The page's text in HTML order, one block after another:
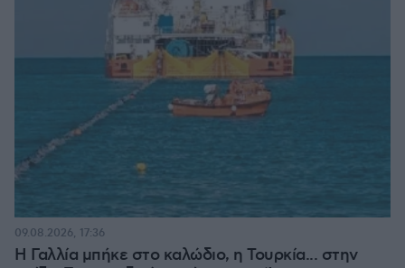
Η Γαλλία μπήκε στο καλώδιο, η Τουρκία... στην
09.08.2026, 17:36